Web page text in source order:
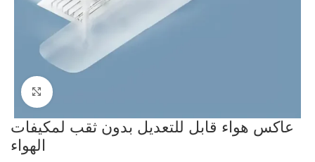
Click to enlarge
عاكس هواء قابل للتعديل بدون ثقب لمكيفات
الهواء